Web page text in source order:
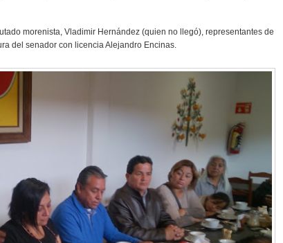
morenista, Vladimir Hernández (quien no llegó), representantes de
del senador con licencia Alejandro Encinas.